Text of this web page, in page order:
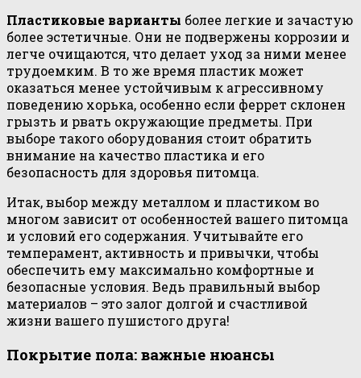
Пластиковые варианты более легкие и зачастую
более эстетичные. Они не подвержены коррозии и
легче очищаются, что делает уход за ними менее
трудоемким. В то же время пластик может
оказаться менее устойчивым к агрессивному
поведению хорька, особенно если феррет склонен
грызть и рвать окружающие предметы. При
выборе такого оборудования стоит обратить
внимание на качество пластика и его
безопасность для здоровья питомца.
Итак, выбор между металлом и пластиком во
многом зависит от особенностей вашего питомца
и условий его содержания. Учитывайте его
темперамент, активность и привычки, чтобы
обеспечить ему максимально комфортные и
безопасные условия. Ведь правильный выбор
материалов – это залог долгой и счастливой
жизни вашего пушистого друга!
Покрытие пола: важные нюансы